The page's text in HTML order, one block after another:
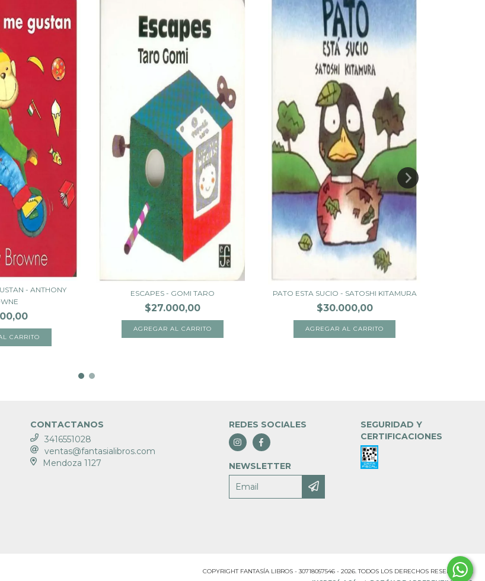
- ANTHONY
ESCAPES - GOMI TARO
$27.000,00
PATO ESTA SUCIO - SATOSHI KITAMURA
$30.000,00
CONTACTANOS
3416551028
ventas@fantasialibros.com
Mendoza 1127
REDES SOCIALES
NEWSLETTER
SEGURIDAD Y
CERTIFICACIONES
COPYRIGHT FANTASÍA LIBROS - 30718057546 - 2026. TODOS LOS DERECHOS RESERVADOS.